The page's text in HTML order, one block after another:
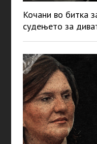
Кочани во битка
судењето за